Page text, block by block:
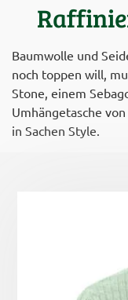
Baumwolle und
noch toppen will,
Stone, einem
Umhängetasche
in Sachen Style.